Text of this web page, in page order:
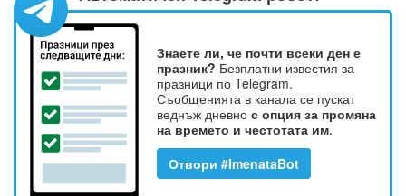
Знаете ли, че почти всеки ден е
празник? Безплатни известия за
празници по Telegram.
Съобщенията в канала се пускат
веднъж дневно с опция за промяна
на времето и честотата им.
Отвори #ImenataBot